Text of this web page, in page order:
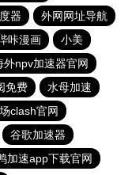
器
外网网址导航
咔漫画
小美
外npv加速器官网
免费
水母加速
clash官网
谷歌加速器
加速app下载官网